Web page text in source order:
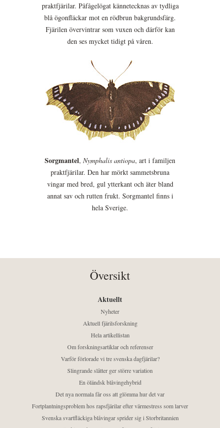
praktfjärilar. Påfågelögat kännetecknas av tydliga
blå ögonfläckar mot en rödbrun bakgrundsfärg.
Fjärilen övervintrar som vuxen och därför kan
den ses mycket tidigt på våren.
Sorgmantel, Nymphalis antiopa, art i familjen
praktfjärilar. Den har mörkt sammetsbruna
vingar med bred, gul ytterkant och äter bland
annat sav och rutten frukt. Sorgmantel finns i
hela Sverige.
Översikt
Aktuellt
Nyheter
Aktuell fjärilsforskning
Hela artikellistan
Om forskningsartiklar och referenser
Varför förlorade vi tre svenska dagfjärilar?
Slingrande slåtter ger större variation
En öländsk blåvingehybrid
Det nya normala får oss att glömma hur det var
Fortplantningsproblem hos rapsfjärilar efter värmestress som larver
Svenska svartfläckiga blåvingar sprider sig i Storbritannien